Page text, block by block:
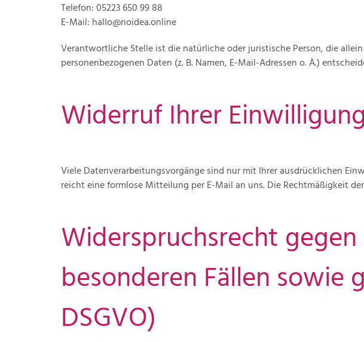
Telefon: 05223 650 99 88
E-Mail: hallo@noidea.online
Verantwortliche Stelle ist die natürliche oder juristische Person, die
personenbezogenen Daten (z. B. Namen, E-Mail-Adressen o. Ä.)
Widerruf Ihrer
Viele Datenverarbeitungsvorgänge sind nur mit Ihrer ausdrücklichen
reicht eine formlose Mitteilung per E-Mail an uns. Die Rechtmäßigkeit
Widerspruchsrecht
besonderen Fällen sowie
DSGVO)